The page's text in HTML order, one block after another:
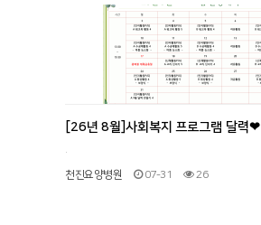
[26년 8월]사회복지 프로그램 달력❤
천진요양병원 07-31 26